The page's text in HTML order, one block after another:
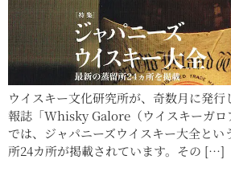
ウイスキー文化研究所が、奇数月に発
報誌「Whisky Galore（ウイスキーガロ
では、ジャパニーズウイスキー大全とい
所24カ所が掲載されています。その […]